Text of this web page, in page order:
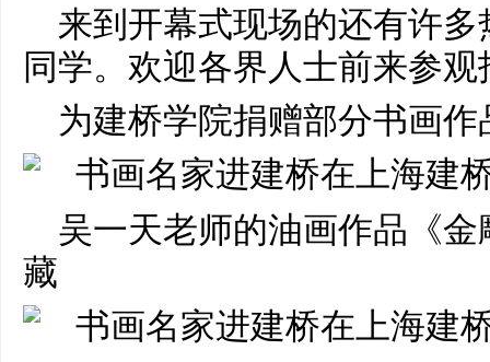
来到开幕式现场的还有许
同学。欢迎各界人士前来参观
为建桥学院捐赠部分书画作
吴一天老师的油画作品《
藏